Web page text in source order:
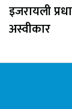
इजरायली
अस्वीकार